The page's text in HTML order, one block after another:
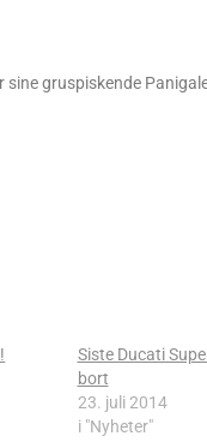
gruspiskende
Siste Ducati
bort
23. juli 2014
i "Nyheter"